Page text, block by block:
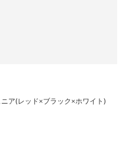
ア(レッド×ブラック×ホワイト)